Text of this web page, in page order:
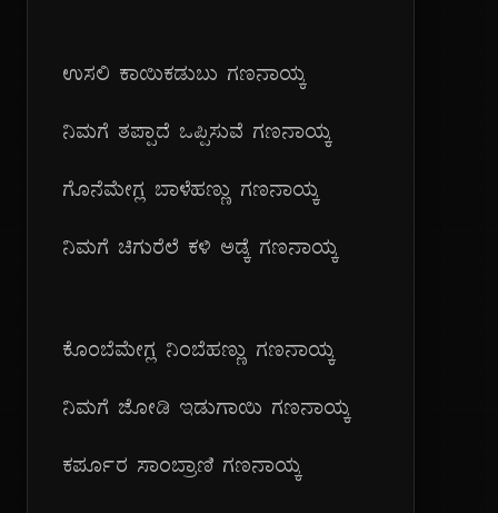
ಉಸಲಿ ಕಾಯಿಕಡುಬು ಗಣನಾಯ್ಕ
ನಿಮಗೆ ತಪ್ಪಾದೆ ಒಪ್ಪಿಸುವೆ ಗಣನಾಯ್ಕ
ಗೊನೆಮೇಗ್ಲ ಬಾಳೆಹಣ್ಣು ಗಣನಾಯ್ಕ
ನಿಮಗೆ ಚಿಗುರೆಲೆ ಕಳಿ ಅಡ್ಕೆ ಗಣನಾಯ್ಕ
ಕೊಂಬೆಮೇಗ್ಲ ನಿಂಬೆಹಣ್ಣು ಗಣನಾಯ್ಕ
ನಿಮಗೆ ಜೋಡಿ ಇಡುಗಾಯಿ ಗಣನಾಯ್ಕ
ಕರ್ಪೂರ ಸಾಂಬ್ರಾಣಿ ಗಣನಾಯ್ಕ